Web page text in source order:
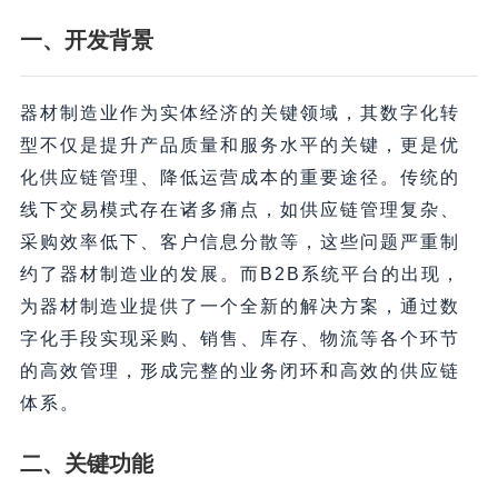
一、开发背景
器材制造业作为实体经济的关键领域，其数字化转
型不仅是提升产品质量和服务水平的关键，更是优
化供应链管理、降低运营成本的重要途径。传统的
线下交易模式存在诸多痛点，如供应链管理复杂、
采购效率低下、客户信息分散等，这些问题严重制
约了器材制造业的发展。而B2B系统平台的出现，
为器材制造业提供了一个全新的解决方案，通过数
字化手段实现采购、销售、库存、物流等各个环节
的高效管理，形成完整的业务闭环和高效的供应链
体系。
二、关键功能